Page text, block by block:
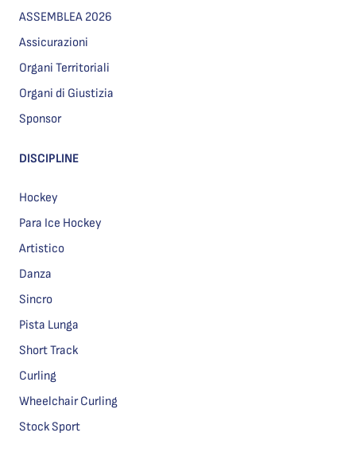
ASSEMBLEA 2026
Assicurazioni
Organi Territoriali
Organi di Giustizia
Sponsor
DISCIPLINE
Hockey
Para Ice Hockey
Artistico
Danza
Sincro
Pista Lunga
Short Track
Curling
Wheelchair Curling
Stock Sport